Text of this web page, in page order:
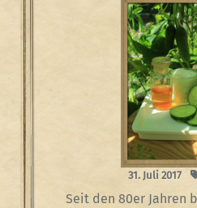
31. Juli 2017
Seit den 80er Jahren